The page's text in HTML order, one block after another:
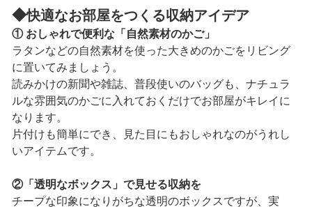
◆快適なお部屋をつくる収納アイデア
① おしゃれで便利な「自然素材のかご」
ラタンなどの自然素材を使った大きめのかごをリビング
に置いてみましょう。
読みかけの新聞や雑誌、普段使いのバッグも、ナチュラ
ルな雰囲気のかごに入れておくだけでお部屋がキレイに
なります。
片付けも簡単にでき、見た目にもおしゃれなのがうれし
いアイテムです。
②「透明なボックス」で見せる収納を
チープな印象になりがちな透明のボックスですが、実